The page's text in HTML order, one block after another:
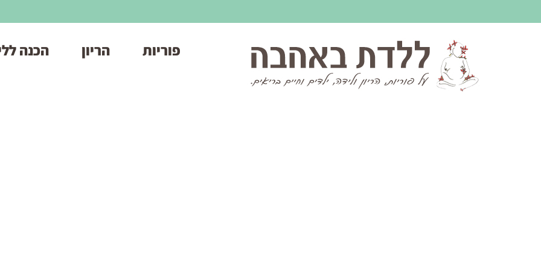
פוריות הריון הכנה